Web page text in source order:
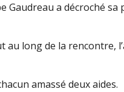
Gaudreau a décroché
au long de la rencontre,
amassé deux aides.